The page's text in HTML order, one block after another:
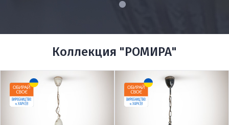
1
Коллекция "РОМИРА"